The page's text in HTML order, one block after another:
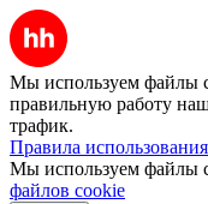
Мы используем файлы
правильную работу
трафик.
Правила
Мы используем файлы
файлов cookie